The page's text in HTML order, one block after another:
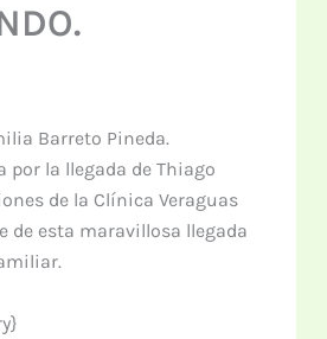
Barreto Pineda.
la llegada de Thiago
de la Clínica Veraguas
de esta maravillosa llegada